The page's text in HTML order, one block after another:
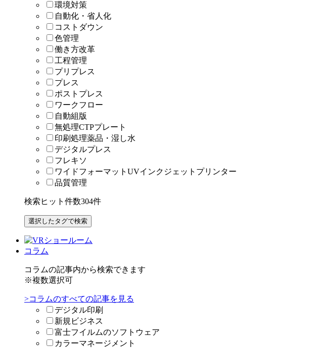
環境対策
自動化・省人化
コストダウン
色管理
働き方改革
工程管理
プリプレス
プレス
ポストプレス
ワークフロー
自動組版
無処理CTPプレート
印刷処理薬品・湿し水
デジタルプレス
フレキソ
ワイドフォーマットUVインクジェットプリンター
品質管理
検索ヒット件数304件
コラム
コラムの記事内から検索できます
※複数選択可
>コラムのすべての記事を見る
デジタル印刷
新規ビジネス
富士フイルムのソフトウェア
カラーマネージメント